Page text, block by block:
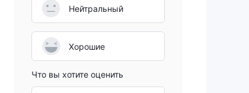
Нейтральный
Хорошие
Что вы хотите оценить